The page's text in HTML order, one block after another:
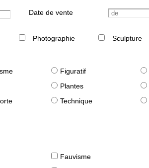
Date de vente
Photographie Sculpture
Figuratif
Plantes
Technique
Fauvisme